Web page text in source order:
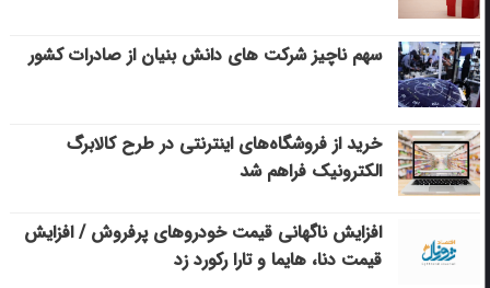
سهم ناچیز شرکت های دانش بنیان از صادرات کشور
خرید از فروشگاه‌های اینترنتی در طرح کالابرگ
الکترونیک فراهم شد
افزایش ناگهانی قیمت خودروهای پرفروش / افزایش
قیمت دنا، هایما و تارا رکورد زد